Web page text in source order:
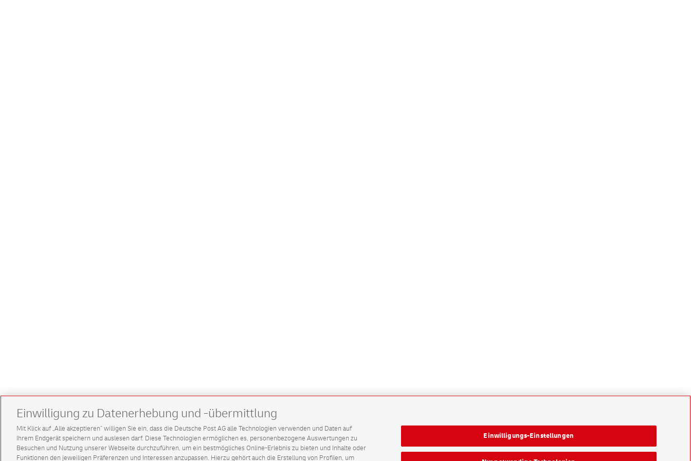
Einwilligung zu Datenerhebung und -übermittlung
Mit Klick auf „Alle akzeptieren” willigen Sie ein, dass die Deutsche Post AG alle Technologien verwenden und Daten auf
Ihrem Endgerät speichern und auslesen darf. Diese Technologien ermöglichen es, personenbezogene Auswertungen zu
Besuchen und Nutzung unserer Webseite durchzuführen, um ein bestmögliches Online-Erlebnis zu bieten und Inhalte oder
Funktionen den jeweiligen Präferenzen und Interessen anzupassen. Hierzu gehört auch die Erstellung von Profilen, um
Einwilligungs-Einstellungen